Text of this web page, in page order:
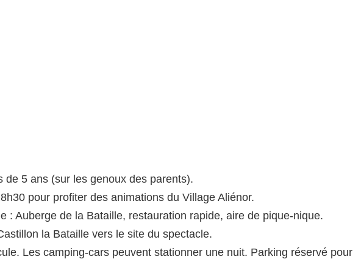
de 5 ans (sur les genoux des parents).
pour profiter des animations du Village Aliénor.
: Auberge de la Bataille, restauration rapide, aire de pique-nique.
la Bataille vers le site du spectacle.
Les camping-cars peuvent stationner une nuit. Parking réservé pour